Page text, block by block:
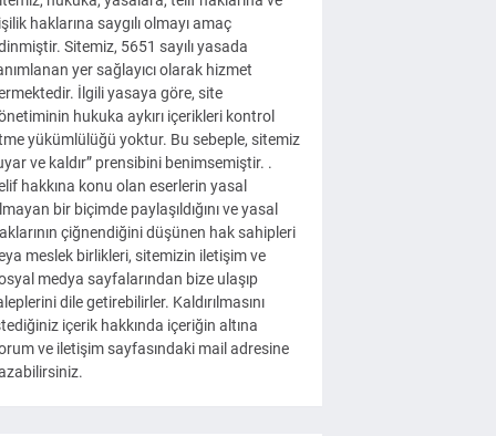
haklarına saygılı olmayı amaç
Sitemiz, 5651 sayılı yasada
yer sağlayıcı olarak hizmet
İlgili yasaya göre, site
hukuka aykırı içerikleri kontrol
yükümlülüğü yoktur. Bu sebeple, sitemiz
ve kaldır” prensibini benimsemiştir. .
hakkına konu olan eserlerin yasal
bir biçimde paylaşıldığını ve yasal
çiğnendiğini düşünen hak sahipleri
meslek birlikleri, sitemizin iletişim ve
medya sayfalarından bize ulaşıp
dile getirebilirler. Kaldırılmasını
içerik hakkında içeriğin altına
ve iletişim sayfasındaki mail adresine